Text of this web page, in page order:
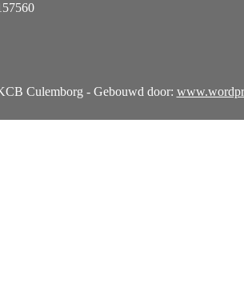
Culemborg - Gebouwd door: